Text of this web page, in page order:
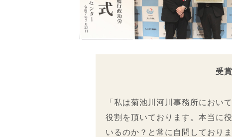
受
「私は菊池川河川事務所におい
役割を頂いております。本当に
いるのか？と常に自問しており